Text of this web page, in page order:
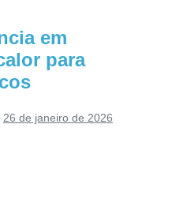
em
para
26 de janeiro de 2026